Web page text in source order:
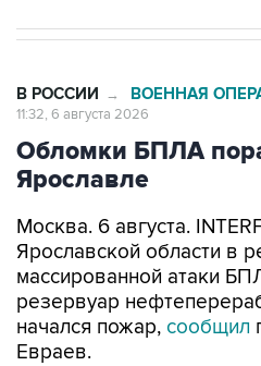
В РОССИИ → ВОЕННАЯ
11:32, 6 августа 2026
Обломки БПЛА
Ярославле
Москва. 6 августа.
Ярославской области в
массированной атаки
резервуар
начался пожар, сообщил
Евраев.